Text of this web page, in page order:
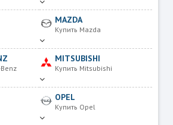
MAZDA
Купить Mazda
MITSUBISHI
Купить Mitsubishi
OPEL
Купить Opel